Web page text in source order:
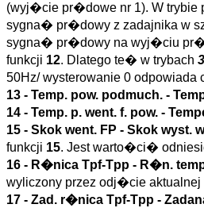
(wyj�cie pr�dowe nr 1). W trybie
sygna� pr�dowy z zadajnika w
sygna� pr�dowy na wyj�ciu
funkcji 12. Dlatego te� w trybach
50Hz/ wysterowanie 0
13 - Temp. pow. podmuch. -
14 - Temp. p. went. f. pow. -
15 - Skok went. FP - Skok wyst.
funkcji 15. Jest warto�ci�
16 - R�nica Tpf-Tpp - R�n.
wyliczony przez odj�cie aktualnej
17 - Zad. r�nica Tpf-Tpp -